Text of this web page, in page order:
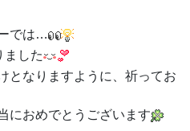
では…
ました
となりますように、祈ってお
におめでとうございます